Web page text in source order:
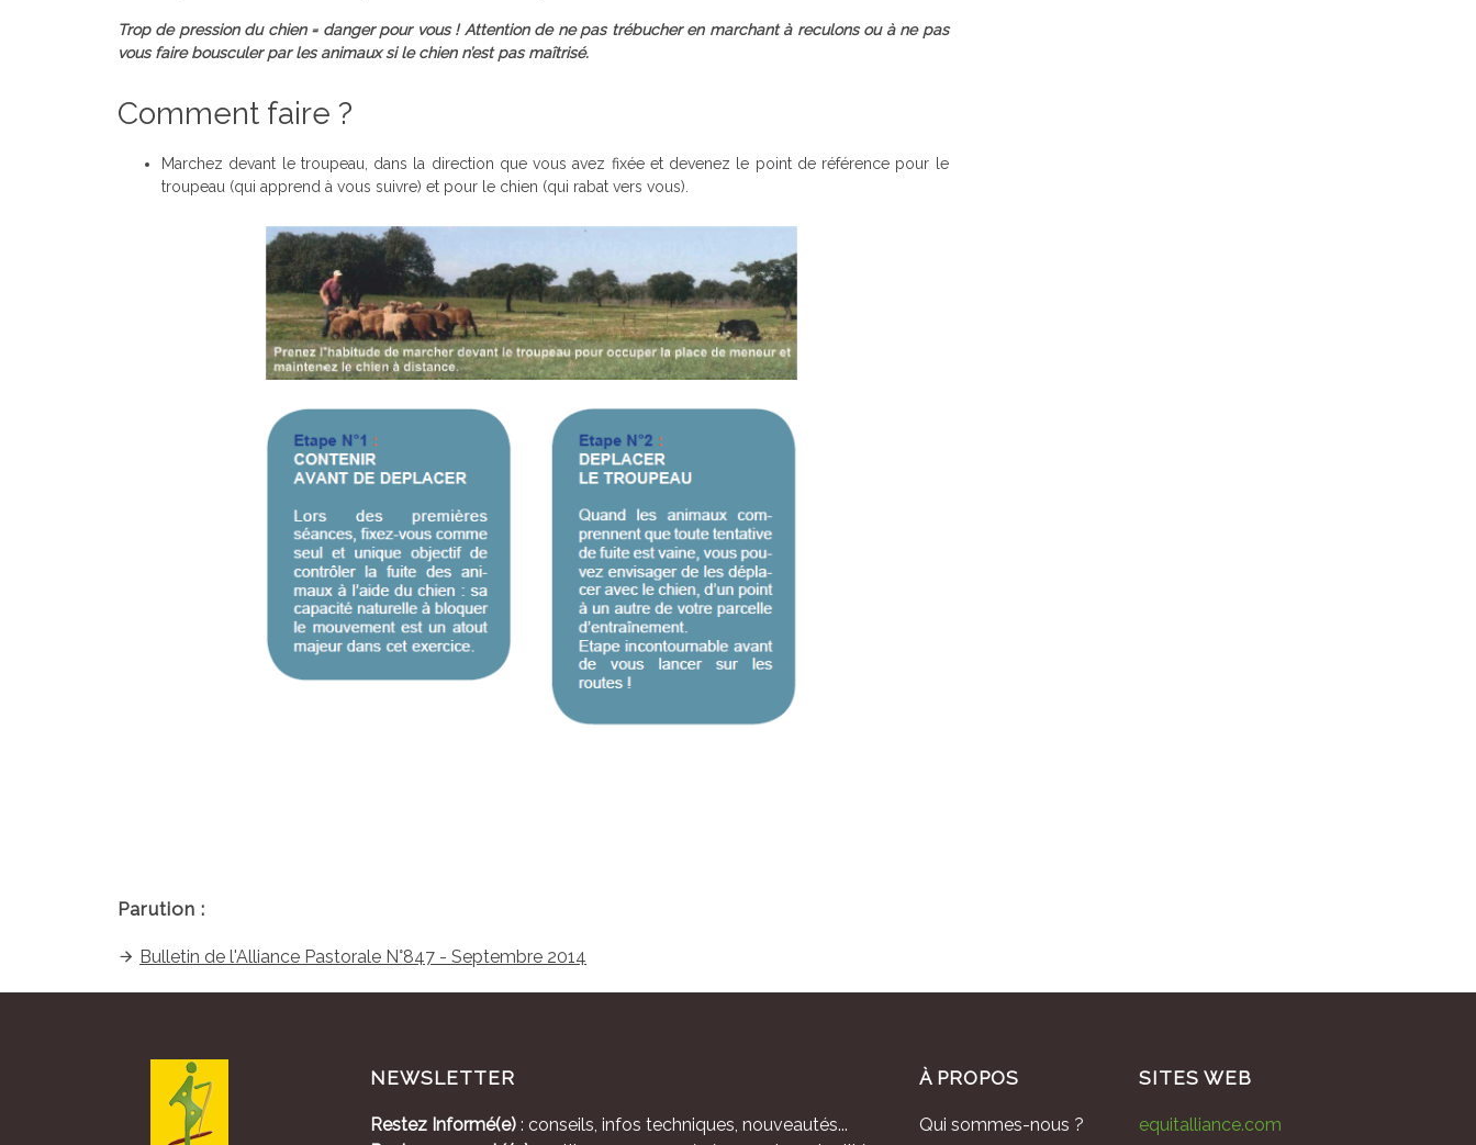
Trop de pression du chien = danger pour vous ! Attention de ne pas trébucher en marchant à reculons ou à ne pas
vous faire bousculer par les animaux si le chien n’est pas maîtrisé.
Comment faire ?
Marchez devant le troupeau, dans la direction que vous avez fixée et devenez le point de référence pour le
troupeau (qui apprend à vous suivre) et pour le chien (qui rabat vers vous).
Parution :
Bulletin de l'Alliance Pastorale N°847 - Septembre 2014
À PROPOS
Qui sommes-nous ?
SITES WEB
equitalliance.com
NEWSLETTER
Restez Informé(e) : conseils, infos techniques, nouveautés...